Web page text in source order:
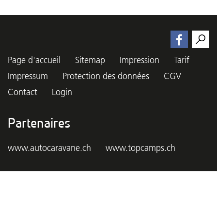
Page d'accueil Sitemap Impression
Tarif
Impressum
Protection des données
CGV
Contact
Login
Partenaires
www.autocaravane.ch www.topcamps.ch